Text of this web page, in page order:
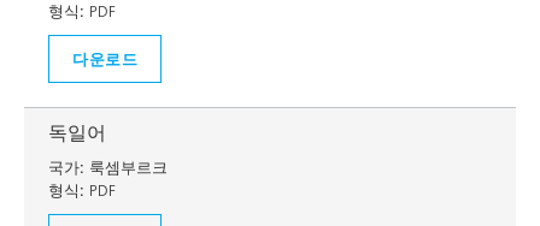
형식: PDF
다운로드
독일어
국가: 룩셈부르크
형식: PDF